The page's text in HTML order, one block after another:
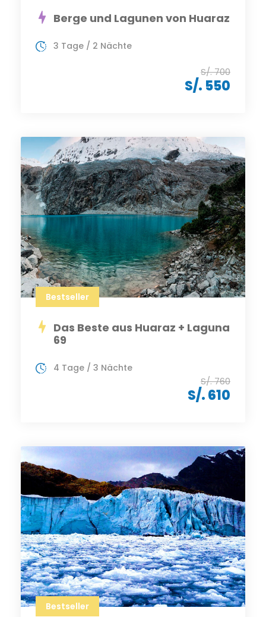
Berge und Lagunen von Huaraz
S/. 700
S/. 550
3 Tage / 2 Nächte
Bestseller
Das Beste aus Huaraz + Laguna
69
S/. 760
S/. 610
4 Tage / 3 Nächte
Bestseller